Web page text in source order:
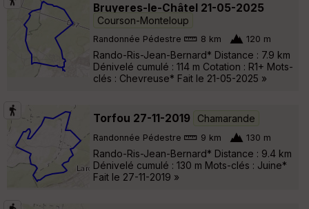
Bruyeres-le-Châtel 21-05-2025
Courson-Monteloup
Randonnée Pédestre 8 km 120 m
Rando-Ris-Jean-Bernard* Distance : 7.9 km
Dénivelé cumulé : 114 m Cotation : R1+ Mots-
clés : Chevreuse* Fait le 21-05-2025 »
Torfou 27-11-2019 Chamarande
Randonnée Pédestre 9 km 130 m
Rando-Ris-Jean-Bernard* Distance : 9.4 km
Dénivelé cumulé : 130 m Mots-clés : Juine*
Fait le 27-11-2019 »